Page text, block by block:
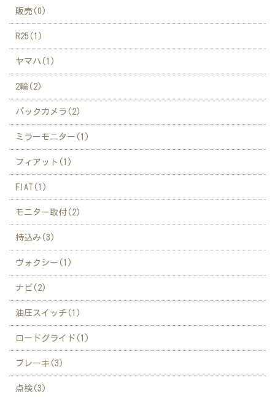
販売(0)
R25(1)
ヤマハ(1)
2輪(2)
バックカメラ(2)
ミラーモニター(1)
フィアット(1)
FIAT(1)
モニター取付(2)
持込み(3)
ヴォクシー(1)
ナビ(2)
油圧スイッチ(1)
ロードグライド(1)
ブレーキ(3)
点検(3)